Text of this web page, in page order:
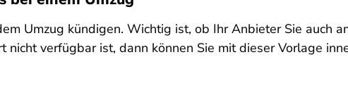
Umzug kündigen. Wichtig ist, ob Ihr Anbieter Sie auch
verfügbar ist, dann können Sie mit dieser Vorlage